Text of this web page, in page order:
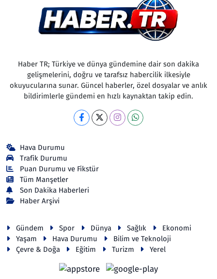
Haber TR; Türkiye ve dünya gündemine dair son dakika
gelişmelerini, doğru ve tarafsız habercilik ilkesiyle
okuyucularına sunar. Güncel haberler, özel dosyalar ve anlık
bildirimlerle gündemi en hızlı kaynaktan takip edin.
Hava Durumu
Trafik Durumu
Puan Durumu ve Fikstür
Tüm Manşetler
Son Dakika Haberleri
Haber Arşivi
Gündem Spor Dünya Sağlık
Ekonomi
Yaşam
Hava Durumu
Bilim ve Teknoloji
Çevre & Doğa
Eğitim Turizm Yerel